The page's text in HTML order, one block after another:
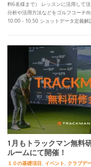
料6名様まで） レッスンに活用して
分析や活用方法などをゴルフコーチ
10:00 - 10:50 ショットデータ定義
1月もトラックマン無料
ルームにて開催！
１０の基礎項目, イベント, クラブデ